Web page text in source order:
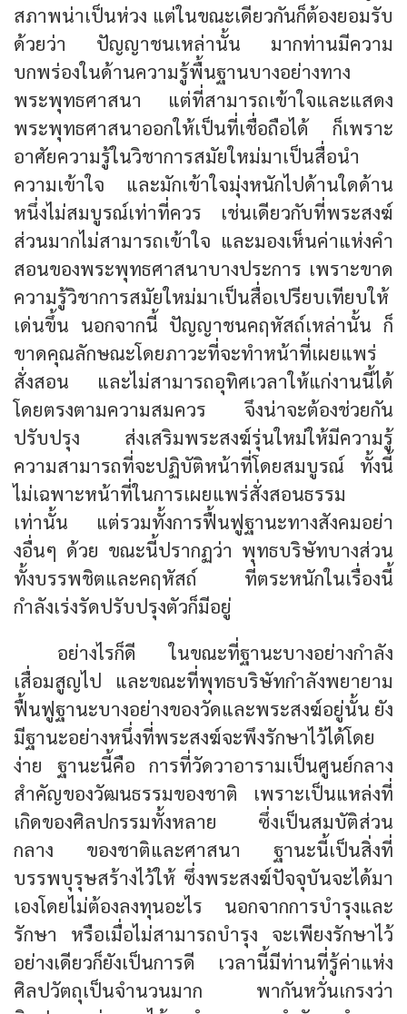
สภาพน่าเป็นห่วง แต่ในขณะเดียวกันก็ต้องยอมรับ
ด้วยว่า ปัญญาชนเหล่านั้น มากท่านมีความ
บกพร่องในด้านความรู้พื้นฐานบางอย่างทาง
พระพุทธศาสนา แต่ที่สามารถเข้าใจและแสดง
พระพุทธศาสนาออกให้เป็นที่เชื่อถือได้ ก็เพราะ
อาศัยความรู้ในวิชาการสมัยใหม่มาเป็นสื่อนำ
ความเข้าใจ และมักเข้าใจมุ่งหนักไปด้านใดด้าน
หนึ่งไม่สมบูรณ์เท่าที่ควร เช่นเดียวกับที่พระสงฆ์
ส่วนมากไม่สามารถเข้าใจ และมองเห็นค่าแห่งคำ
สอนของพระพุทธศาสนาบางประการ เพราะขาด
ความรู้วิชาการสมัยใหม่มาเป็นสื่อเปรียบเทียบให้
เด่นขึ้น นอกจากนี้ ปัญญาชนคฤหัสถ์เหล่านั้น ก็
ขาดคุณลักษณะโดยภาวะที่จะทำหน้าที่เผยแพร่
สั่งสอน และไม่สามารถอุทิศเวลาให้แก่งานนี้ได้
โดยตรงตามความสมควร จึงน่าจะต้องช่วยกัน
ปรับปรุง ส่งเสริมพระสงฆ์รุ่นใหม่ให้มีความรู้
ความสามารถที่จะปฏิบัติหน้าที่โดยสมบูรณ์ ทั้งนี้
ไม่เฉพาะหน้าที่ในการเผยแพร่สั่งสอนธรรม
เท่านั้น แต่รวมทั้งการฟื้นฟูฐานะทางสังคมอย่า
งอื่นๆ ด้วย ขณะนี้ปรากฏว่า พุทธบริษัทบางส่วน
ทั้งบรรพชิตและคฤหัสถ์ ที่ตระหนักในเรื่องนี้
กำลังเร่งรัดปรับปรุงตัวก็มีอยู่
อย่างไรก็ดี ในขณะที่ฐานะบางอย่างกำลัง
เสื่อมสูญไป และขณะที่พุทธบริษัทกำลังพยายาม
ฟื้นฟูฐานะบางอย่างของวัดและพระสงฆ์อยู่นั้น ยัง
มีฐานะอย่างหนึ่งที่พระสงฆ์จะพึงรักษาไว้ได้โดย
ง่าย ฐานะนี้คือ การที่วัดวาอารามเป็นศูนย์กลาง
สำคัญของวัฒนธรรมของชาติ เพราะเป็นแหล่งที่
เกิดของศิลปกรรมทั้งหลาย ซึ่งเป็นสมบัติส่วน
กลาง ของชาติและศาสนา ฐานะนี้เป็นสิ่งที่
บรรพบุรุษสร้างไว้ให้ ซึ่งพระสงฆ์ปัจจุบันจะได้มา
เองโดยไม่ต้องลงทุนอะไร นอกจากการบำรุงและ
รักษา หรือเมื่อไม่สามารถบำรุง จะเพียงรักษาไว้
อย่างเดียวก็ยังเป็นการดี เวลานี้มีท่านที่รู้ค่าแห่ง
ศิลปวัตถุเป็นจำนวนมาก พากันหวั่นเกรงว่า